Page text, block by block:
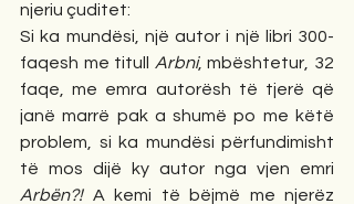
njeriu çuditet:
Si ka mundësi, një autor i një libri 300-
faqesh me titull Arbni, mbështetur, 32
faqe, me emra autorësh të tjerë që
janë marrë pak a shumë po me këtë
problem, si ka mundësi përfundimisht
Arbën?! A kemi të bëjmë me njerëz